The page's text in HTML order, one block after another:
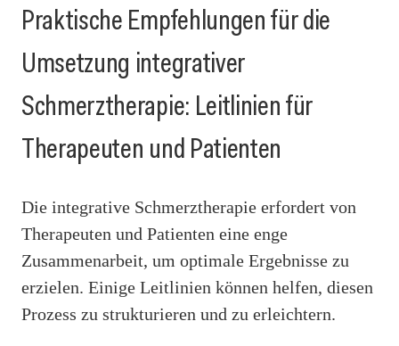
Praktische Empfehlungen für die
Umsetzung integrativer
Schmerztherapie: Leitlinien für
Therapeuten und Patienten
Die integrative Schmerztherapie erfordert von
Therapeuten und Patienten eine enge
Zusammenarbeit, um optimale Ergebnisse zu
erzielen. Einige Leitlinien können helfen, diesen
Prozess zu strukturieren und zu erleichtern.